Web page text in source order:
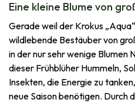
Eine kleine Blume von
Gerade weil der Krokus
wildlebende Bestäuber von
in der nur sehr wenige Blumen
dieser Frühblüher Hummeln,
Insekten, die Energie zu
neue Saison benötigen. Durch